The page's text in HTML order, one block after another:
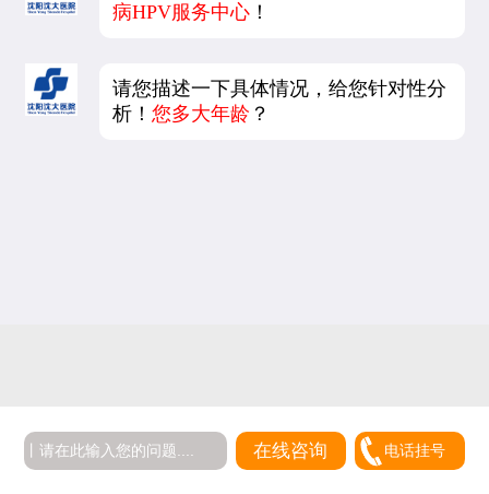
病HPV服务中心 ！
请您描述一下具体情况，给您针对性分
析！您多大年龄 ？
在线咨询 电话挂号